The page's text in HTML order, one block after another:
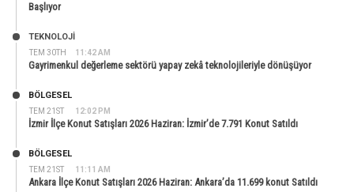
Başlıyor
TEM 30TH 11:42 AM
TEKNOLOJİ
Gayrimenkul değerleme sektörü yapay zekâ teknolojileriyle dönüşüyor
TEM 21ST 12:02 PM
BÖLGESEL
İzmir İlçe Konut Satışları 2026 Haziran: İzmir’de 7.791 Konut Satıldı
TEM 21ST 11:11 AM
BÖLGESEL
Ankara İlçe Konut Satışları 2026 Haziran: Ankara’da 11.699 konut Satıldı